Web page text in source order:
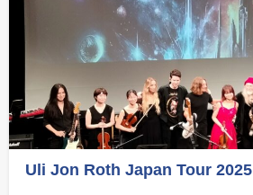
Uli Jon Roth Japan Tour 2025